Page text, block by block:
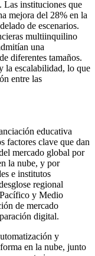
Las instituciones que
mejora del 28% en la
de escenarios.
multiinquilino
una
diferentes tamaños.
la escalabilidad, lo que
entre las
educativa
factores clave que dan
mercado global por
la nube, y por
e institutos
regional
y Medio
de mercado
digital.
y
en la nube, junto